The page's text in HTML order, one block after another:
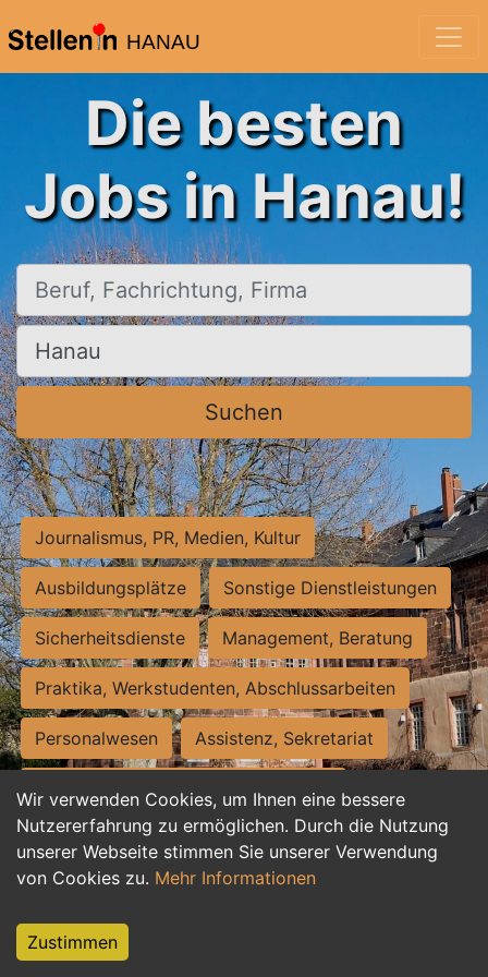
HANAU
Wir verwenden Cookies, um Ihnen eine bessere
Nutzererfahrung zu ermöglichen. Durch die Nutzung
unserer Webseite stimmen Sie unserer Verwendung
von Cookies zu. Mehr Informationen
Zustimmen
Die besten
Jobs in Hanau!
Beruf, Fachrichtung, Firma
Ort, Stadt
Suchen
Journalismus, PR, Medien, Kultur
Ausbildungsplätze Sonstige Dienstleistungen
Sicherheitsdienste Management, Beratung
Praktika, Werkstudenten, Abschlussarbeiten
Personalwesen Assistenz, Sekretariat
Hilfskräfte, Aushilfs- und Nebenjobs
Einkauf, Logistik, Materialwirtschaft
Weiterbildung, Studium, duale Ausbildung
Tourismus